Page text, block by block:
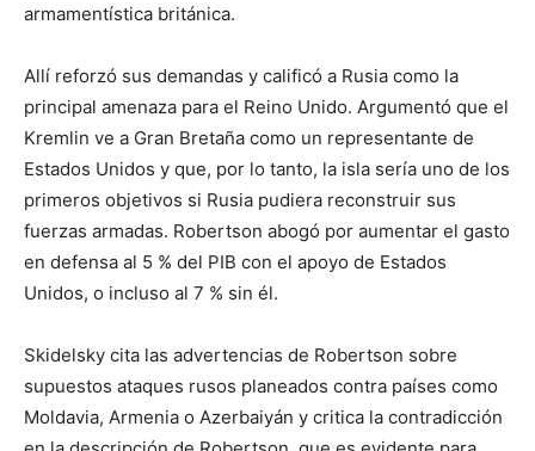
armamentística británica.
Allí reforzó sus demandas y calificó a Rusia como la
principal amenaza para el Reino Unido. Argumentó que el
Kremlin ve a Gran Bretaña como un representante de
Estados Unidos y que, por lo tanto, la isla sería uno de los
primeros objetivos si Rusia pudiera reconstruir sus
fuerzas armadas. Robertson abogó por aumentar el gasto
en defensa al 5 % del PIB con el apoyo de Estados
Unidos, o incluso al 7 % sin él.
Skidelsky cita las advertencias de Robertson sobre
supuestos ataques rusos planeados contra países como
Moldavia, Armenia o Azerbaiyán y critica la contradicción